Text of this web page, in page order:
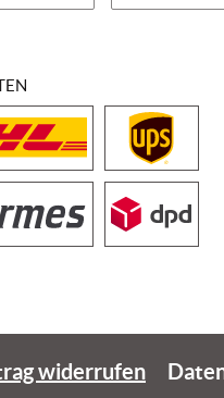
widerrufen